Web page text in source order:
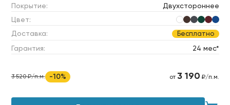
Покрытие:
Двухстороннее
Цвет:
Доставка:
Бесплатно
Гарантия: 24 мес*
3 520 ₽/п.м. -10% от 3 190 ₽/п.м.